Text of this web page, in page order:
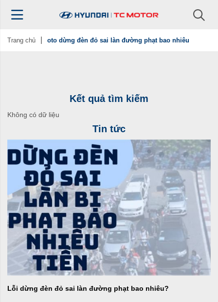
Trang chủ oto dừng đèn đỏ sai làn đường phạt bao nhiêu
Kết quả tìm kiếm
Không có dữ liệu
Tin tức
Lỗi dừng đèn đỏ sai làn đường phạt bao nhiêu?